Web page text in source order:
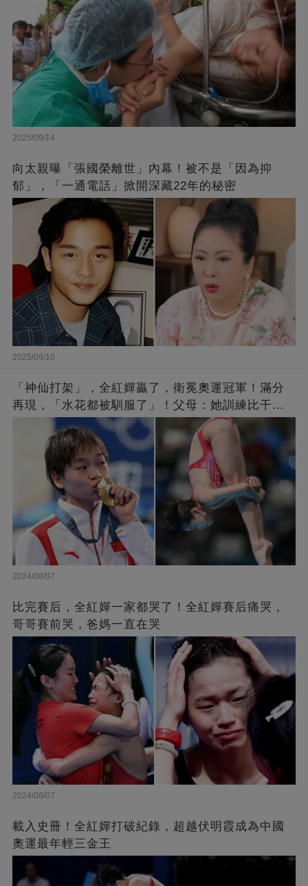
2025/09/14
向太親曝「張國榮離世」內幕！被不是「因為抑
郁」，「一通電話」掀開深藏22年的秘密
2025/09/10
「神仙打架」，全紅嬋贏了，衛冕奧運冠軍！滿分
再現，「水花都被馴服了」！父母：她訓練比干農
活累百倍！陳芋汐惜敗，獲得銀牌
2024/08/07
比完賽后，全紅嬋一家都哭了！全紅嬋賽后痛哭，
哥哥賽前哭，爸媽一直在哭
2024/08/07
載入史冊！全紅嬋打破紀錄，超越伏明霞成為中國
奧運最年輕三金王